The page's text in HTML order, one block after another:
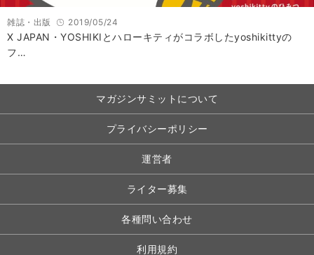
雑誌・出版 2019/05/24
X JAPAN・YOSHIKIとハローキティがコラボしたyoshikittyの
フ…
マガジンサミットについて
プライバシーポリシー
運営者
ライター募集
各種問い合わせ
利用規約